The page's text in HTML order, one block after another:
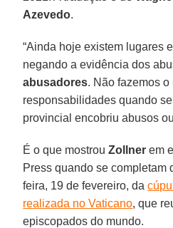
Azevedo.
“Ainda hoje existem lugares
negando a evidência dos
abusadores. Não fazemos
responsabilidades quando
provincial encobriu abusos
É o que mostrouZollner em
Press quando se completam
feira, 19 de fevereiro, da
realizada no Vaticano, que
episcopados do mundo.